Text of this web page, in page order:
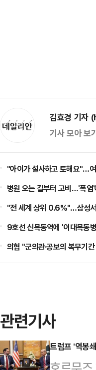
김효경 기
기사 모아 보
"아이가 설사하고 토해요"…
병원 오는 길부터 고비…'폭염
"전 세계 상위 0.6%"…삼성
9호선 신목동역에 '이대목동
의협 "군의관·공보의 복무기
관련기사
트럼프 '역봉